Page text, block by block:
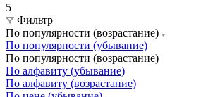
5
Фильтр
По популярности (возрастание)
По популярности (убывание)
По популярности (возрастание)
По алфавиту (убывание)
По алфавиту (возрастание)